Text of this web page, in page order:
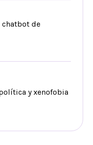
chatbot de
y xenofobia